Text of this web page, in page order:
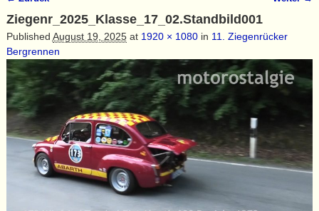
Bilder-Navigation
Ziegenr_2025_Klasse_17_02.Standbild001
Published August 19, 2025at 1920 × 1080in 11. Ziegenrücker
Bergrennen